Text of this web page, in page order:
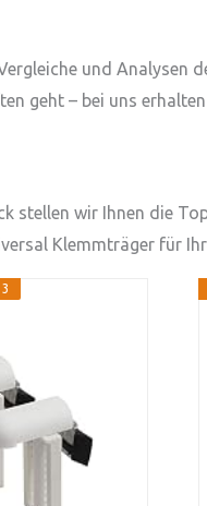
und Analysen
geht – bei uns
stellen wir Ihnen die
Klemmträger für